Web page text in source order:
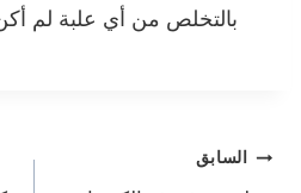
بالتخلص من أي علبة لم
تصفّح
السابق